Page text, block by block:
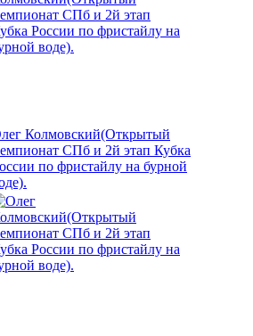
Колмовский(Открытый
СПб и 2й этап Кубка
по фристайлу на бурной